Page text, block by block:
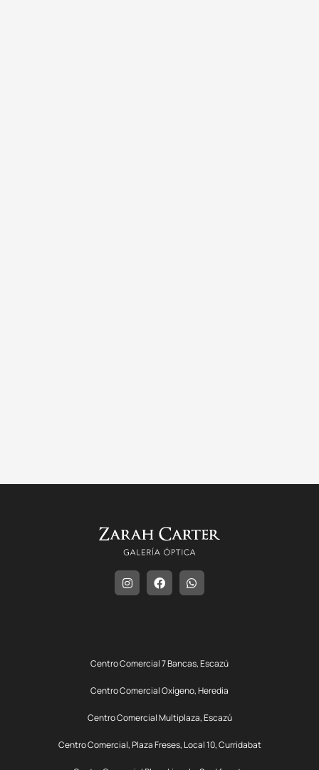
Centro Comercial 7 Bancas, Escazú
Centro Comercial Oxígeno, Heredia
Centro Comercial Multiplaza, Escazú
Centro Comercial, Plaza Freses, Local 10, Curridabat